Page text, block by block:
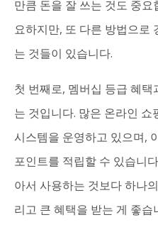
만큼 돈을 잘 쓰는 것도 중
요하지만, 또 다른 방법으로
는 것들이 있습니다.
첫 번째로, 멤버십 등급 혜
는 것입니다. 많은 온라인
시스템을 운영하고 있으며,
포인트를 적립할 수 있습니
아서 사용하는 것보다 하나
리고 큰 혜택을 받는 게 좋습